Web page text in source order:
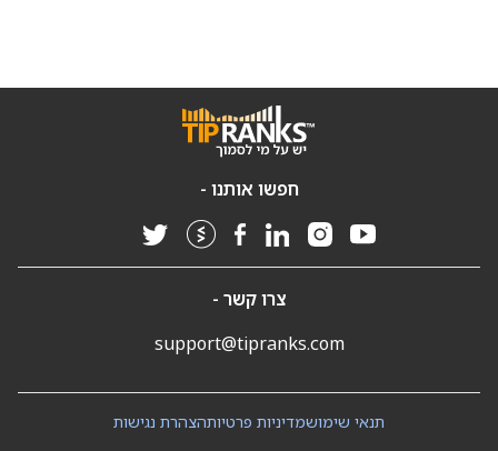
חפשו אותנו -
צרו קשר -
support@tipranks.com
הצהרת נגישותמדיניות פרטיותתנאי שימוש